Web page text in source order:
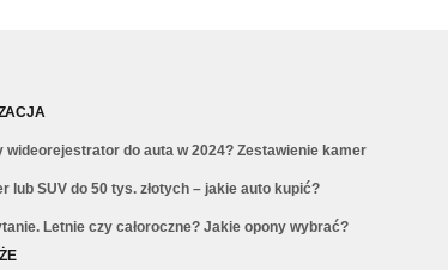
wideorejestrator do auta w 2024? Zestawienie kamer
lub SUV do 50 tys. złotych – jakie auto kupić?
Letnie czy całoroczne? Jakie opony wybrać?